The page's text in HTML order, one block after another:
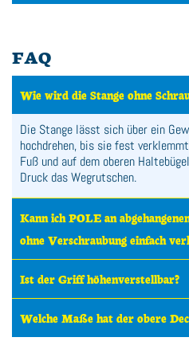
FAQ
Wie wird die Stange ohne
Die Stange lässt sich über ein
hochdrehen, bis sie fest
Fuß und auf dem oberen
Druck das Wegrutschen.
Kann ich POLE an
ohne Verschraubung einfach
Ist der Griff höhenverstellbar?
Welche Maße hat der obere